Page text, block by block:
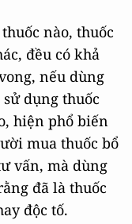
nào, thuốc
đều có khả
nếu dùng
dụng thuốc
hiện phổ biến
mua thuốc bổ
vấn, mà dùng
đã là thuốc
độc tố.